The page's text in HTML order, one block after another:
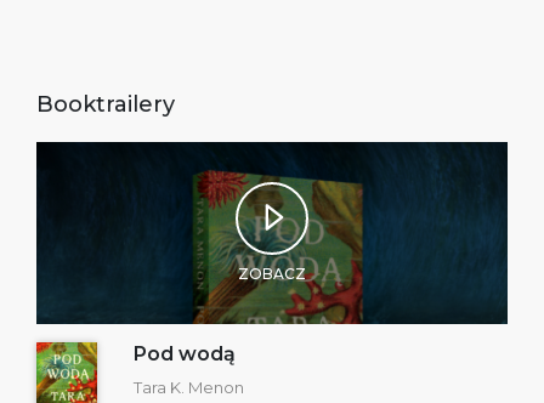
Booktrailery
ZOBACZ
Pod wodą
Tara K. Menon